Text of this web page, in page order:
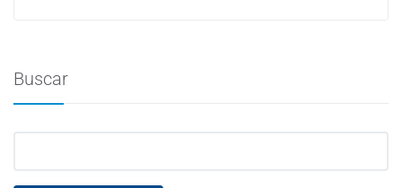
Buscar